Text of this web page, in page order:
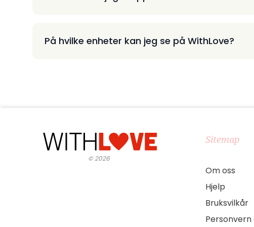
På hvilke enheter kan jeg se på WithLove?
©2026
Sitemap
Om oss
Hjelp
Bruksvilkår
Personvern